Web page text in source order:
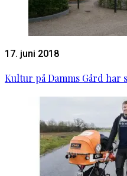
17. juni 2018
Kultur på Damms Gård